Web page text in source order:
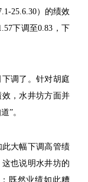
25.6.30）的绩效
下调至0.83，下
调了。针对胡庭
，水井坊方面并
”。
大幅下调高管绩
也说明水井坊的
既然业绩如此糟